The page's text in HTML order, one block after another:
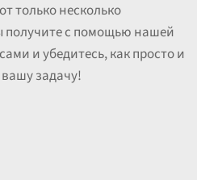
только несколько
получите с помощью нашей
и убедитесь, как просто и
задачу!